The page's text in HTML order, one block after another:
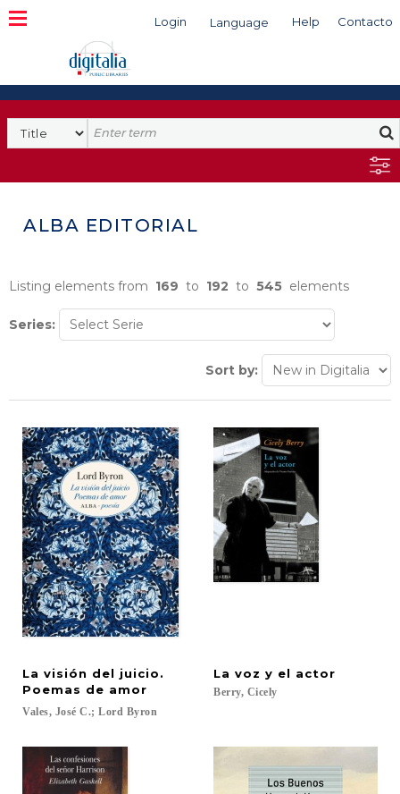
Login Language Help Contacto
Search
ALBA EDITORIAL
Listing elements from 169 to 192 to 545 elements
Series:
Sort by:
La visión del juicio.
Poemas de amor
Vales, José C.; Lord Byron
La voz y el actor
Berry, Cicely